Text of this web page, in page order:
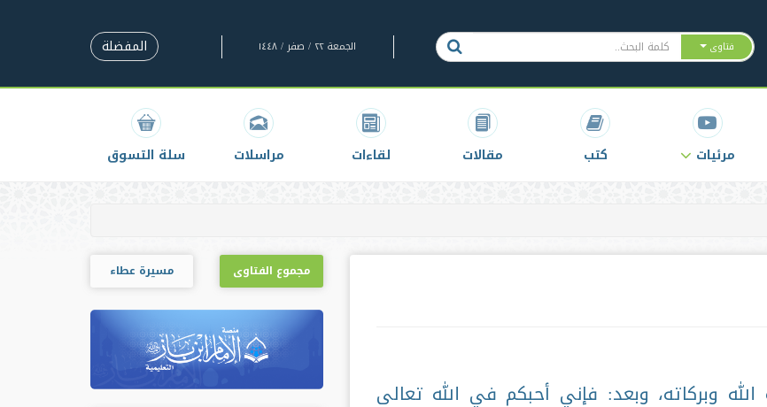
فتاوى الجمعة ٢٢ / صفر / ١٤٤٨ المفضلة
مرئيات كتب مقالات لقاءات مراسلات سلة التسوق
وبركاته، وبعد: فإني أحبكم في الله تعالى
مجموع الفتاوى مسيرة عطاء